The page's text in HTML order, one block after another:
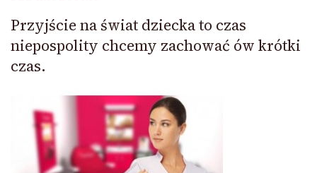
Przyjście na świat dziecka to czas
niepospolity chcemy zachować ów krótki
czas.